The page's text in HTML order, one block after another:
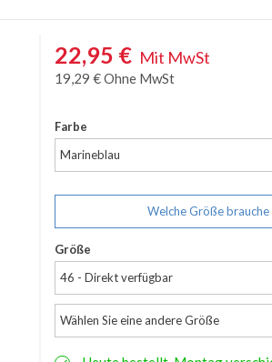
22,95 € Mit MwSt
19,29 €Ohne MwSt
Farbe
Marineblau
Welche Größe brauche
Größe
46 - Direkt verfügbar
Wählen Sie eine andere Größe